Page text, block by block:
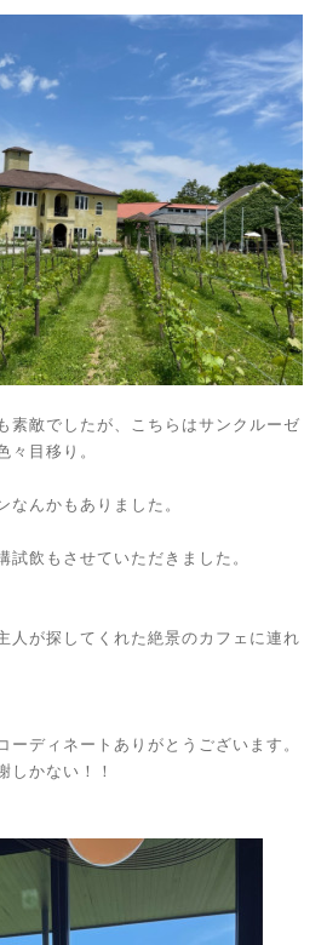
素敵でしたが、こちらはサンクルーゼ
々目移り。
なんかもありました。
試飲もさせていただきました。
人が探してくれた絶景のカフェに連れ
ーディネートありがとうございます。
しかない！！